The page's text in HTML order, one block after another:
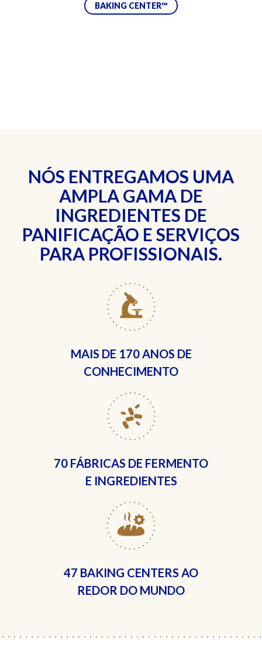
BAKING CENTER™
NÓS ENTREGAMOS UMA
AMPLA GAMA DE
INGREDIENTES DE
PANIFICAÇÃO E SERVIÇOS
PARA PROFISSIONAIS.
MAIS DE 170 ANOS DE
CONHECIMENTO
70 FÁBRICAS DE FERMENTO
E INGREDIENTES
47 BAKING CENTERS AO
REDOR DO MUNDO